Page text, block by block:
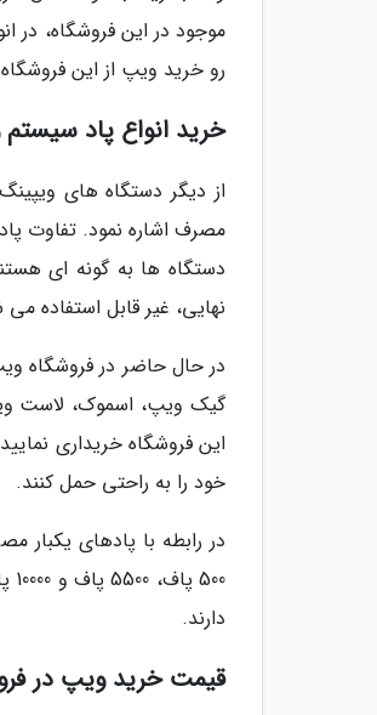
موجود در این فروشگاه، در
رو خرید ویپ از این
خرید انواع پاد
از دیگر دستگاه های
مصرف اشاره نمود. تفاوت
دستگاه ها به گونه ای
نهایی، غیر قابل استفاده
در حال حاضر در فروشگاه
گیک ویپ، اسموک، لاست
این فروشگاه خریداری
خود را به راحتی حمل کنند.
دارند.
قیمت خرید ویپ در